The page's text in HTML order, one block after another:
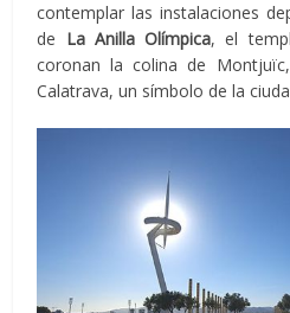
contemplar las instalaciones
de La Anilla Olímpica, el
coronan la colina de
Calatrava, un símbolo de la